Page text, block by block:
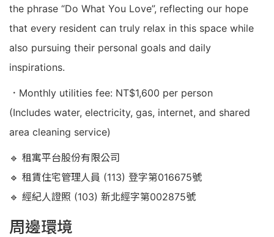
the phrase “Do What You Love”, reflecting our hope
that every resident can truly relax in this space while
also pursuing their personal goals and daily
inspirations.
．Monthly utilities fee: NT$1,600 per person
(Includes water, electricity, gas, internet, and shared
area cleaning service)
🔹 租寓平台股份有限公司
🔹 租賃住宅管理人員 (113) 登字第016675號
🔹 經紀人證照 (103) 新北經字第002875號
周邊環境